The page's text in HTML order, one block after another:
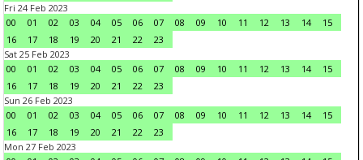
Fri 24 Feb 2023
00
01 02 03 04 05 06 07 08 09 10 11 12 13 14
15
16
17 18 19 20 21 22
23
Sat 25 Feb 2023
00
01 02 03 04 05 06 07 08 09 10 11 12 13 14
15
16
17 18 19 20 21 22
23
Sun 26 Feb 2023
00
01 02 03 04 05 06 07 08 09 10 11 12 13 14
15
16
17 18 19 20 21 22
23
Mon 27 Feb 2023